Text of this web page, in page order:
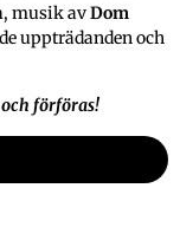
, musik avDom
uppträdanden och
förföras!